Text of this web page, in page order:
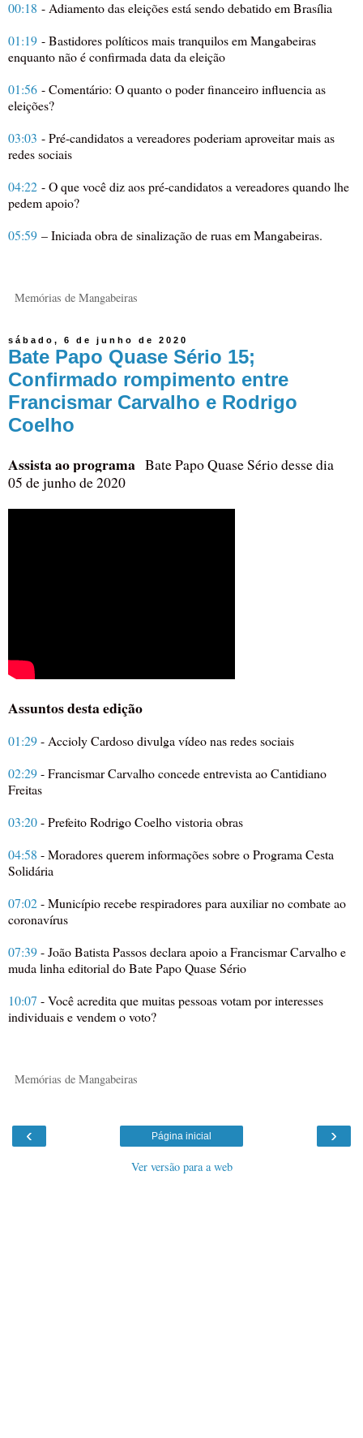
00:18 - Adiamento das eleições está sendo debatido em Brasília
01:19 - Bastidores políticos mais tranquilos em Mangabeiras
enquanto não é confirmada data da eleição
01:56 - Comentário: O quanto o poder financeiro influencia as
eleições?
03:03 - Pré-candidatos a vereadores poderiam aproveitar mais as
redes sociais
04:22 - O que você diz aos pré-candidatos a vereadores quando lhe
pedem apoio?
05:59 – Iniciada obra de sinalização de ruas em Mangabeiras.
Memórias de Mangabeiras
sábado, 6 de junho de 2020
Bate Papo Quase Sério 15;
Confirmado rompimento entre
Francismar Carvalho e Rodrigo
Coelho
Assista ao programa Bate Papo Quase Sério desse dia
05 de junho de 2020
Assuntos desta edição
01:29- Accioly Cardoso divulga vídeo nas redes sociais
02:29- Francismar Carvalho concede entrevista ao Cantidiano
Freitas
03:20- Prefeito Rodrigo Coelho vistoria obras
04:58 - Moradores querem informações sobre o Programa Cesta
Solidária
07:02- Município recebe respiradores para auxiliar no combate ao
coronavírus
07:39- João Batista Passos declara apoio a Francismar Carvalho e
muda linha editorial do Bate Papo Quase Sério
10:07 - Você acredita que muitas pessoas votam por interesses
individuais e vendem o voto?
Memórias de Mangabeiras
‹ ›
Página inicial
Ver versão para a web